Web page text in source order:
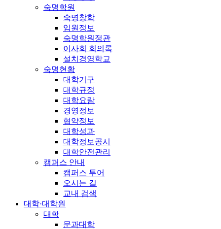
숙명학원
숙명창학
임원정보
숙명학원정관
이사회 회의록
설치경영학교
숙명현황
대학기구
대학규정
대학요람
경영정보
협약정보
대학성과
대학정보공시
대학안전관리
캠퍼스 안내
캠퍼스 투어
오시는 길
교내 검색
대학·대학원
대학
문과대학